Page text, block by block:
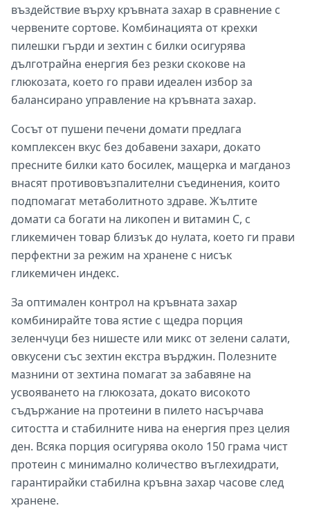
въздействие върху кръвната захар в сравнение с
червените сортове. Комбинацията от крехки
пилешки гърди и зехтин с билки осигурява
дълготрайна енергия без резки скокове на
глюкозата, което го прави идеален избор за
балансирано управление на кръвната захар.
Сосът от пушени печени домати предлага
комплексен вкус без добавени захари, докато
пресните билки като босилек, мащерка и магданоз
внасят противовъзпалителни съединения, които
подпомагат метаболитното здраве. Жълтите
домати са богати на ликопен и витамин С, с
гликемичен товар близък до нулата, което ги прави
перфектни за режим на хранене с нисък
гликемичен индекс.
За оптимален контрол на кръвната захар
комбинирайте това ястие с щедра порция
зеленчуци без нишесте или микс от зелени салати,
овкусени със зехтин екстра върджин. Полезните
мазнини от зехтина помагат за забавяне на
усвояването на глюкозата, докато високото
съдържание на протеини в пилето насърчава
ситостта и стабилните нива на енергия през целия
ден. Всяка порция осигурява около 150 грама чист
протеин с минимално количество въглехидрати,
гарантирайки стабилна кръвна захар часове след
хранене.